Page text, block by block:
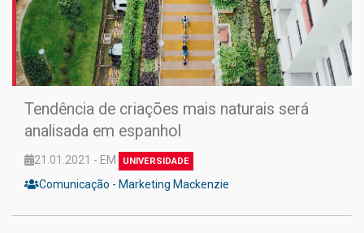
Tendência de criações mais naturais será
analisada em espanhol
21.01.2021 - EM UNIVERSIDADE
Comunicação - Marketing Mackenzie